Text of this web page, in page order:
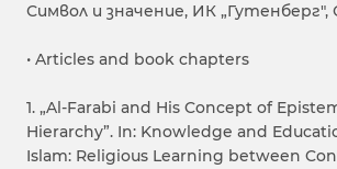
Символ и значение, ИК „Гутенберг",
• Articles and book chapters
1. „Al-Farabi and His Concept of
Hierarchy”. In: Knowledge and
Islam: Religious Learning between